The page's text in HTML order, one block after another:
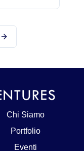
Chi Siamo
Portfolio
Eventi